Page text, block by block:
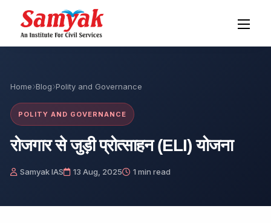
Home Blog Polity and Governance
POLITY AND GOVERNANCE
रोजगार से जुड़ी प्रोत्साहन (ELI) योजना
Samyak IAS 13 Aug, 2025 1 min read